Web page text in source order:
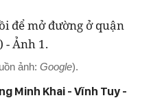
ảnh: Google).
Minh Khai - Vĩnh Tuy -